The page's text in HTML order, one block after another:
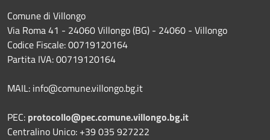
Comune di Villongo
Via Roma 41 - 24060 Villongo (BG) - 24060 - Villongo
Codice Fiscale: 00719120164
Partita IVA: 00719120164
MAIL: info@comune.villongo.bg.it
PEC: protocollo@pec.comune.villongo.bg.it
Centralino Unico: +39 035 927222